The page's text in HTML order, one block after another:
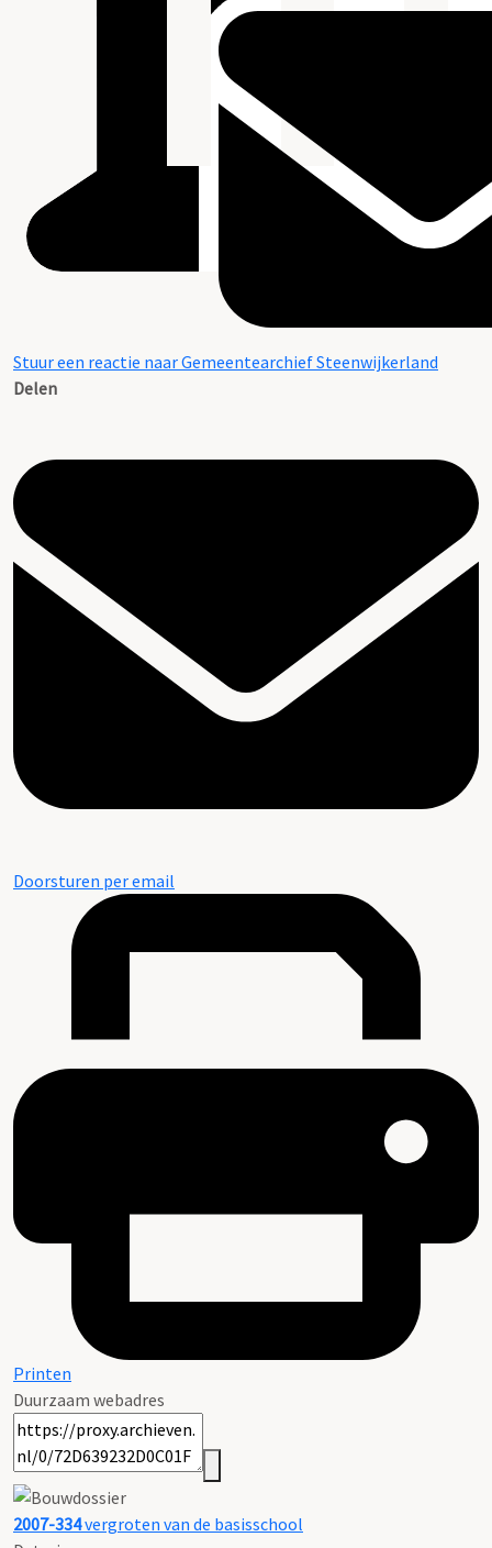
Stuur een reactie naar Gemeentearchief Steenwijkerland
Delen
Doorsturen per email
Printen
Duurzaam webadres
2007-334vergroten van de basisschool